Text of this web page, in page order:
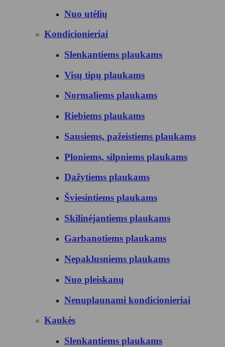
Nuo utėlių
Kondicionieriai
Slenkantiems plaukams
Visų tipų plaukams
Normaliems plaukams
Riebiems plaukams
Sausiems, pažeistiems plaukams
Ploniems, silpniems plaukams
Dažytiems plaukams
Šviesintiems plaukams
Skilinėjantiems plaukams
Garbanotiems plaukams
Nepaklusniems plaukams
Nuo pleiskanų
Nenuplaunami kondicionieriai
Kaukės
Slenkantiems plaukams